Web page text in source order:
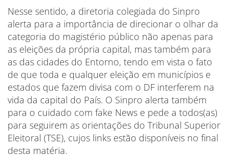
Nesse sentido, a diretoria colegiada do Sinpro
alerta para a importância de direcionar o olhar da
categoria do magistério público não apenas para
as eleições da própria capital, mas também para
as das cidades do Entorno, tendo em vista o fato
de que toda e qualquer eleição em municípios e
estados que fazem divisa com o DF interferem na
vida da capital do País. O Sinpro alerta também
para o cuidado com fake News e pede a todos(as)
para seguirem as orientações do Tribunal Superior
Eleitoral (TSE), cujos links estão disponíveis no final
desta matéria.